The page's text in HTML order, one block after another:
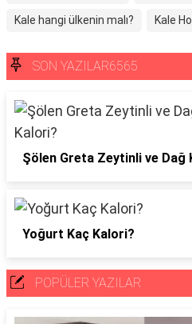
Kale hangi ülkenin malı? Kale
SON YAZILAR6565
Şölen Greta Zeytinli ve Dağ
Yoğurt Kaç Kalori?
POPÜLER YAZILAR